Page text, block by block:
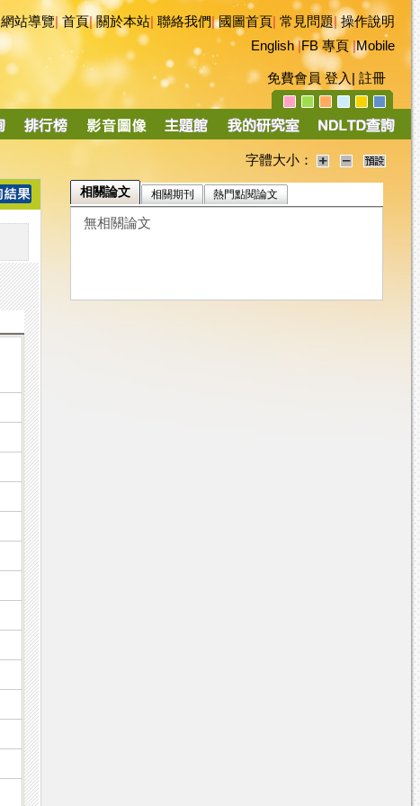
網站導覽|首頁|關於本站 聯絡我們|國圖首頁 常見問題|操作說明
English|FB 專頁|Mobile
免費會員 登入 註冊
字體大小：
相關論文 相關期刊 熱門點閱論文
無相關論文